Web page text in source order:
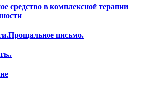
средство в комплексной терапии
письмо.